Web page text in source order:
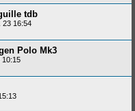
tdb
23 16:54
Polo Mk3
10:15